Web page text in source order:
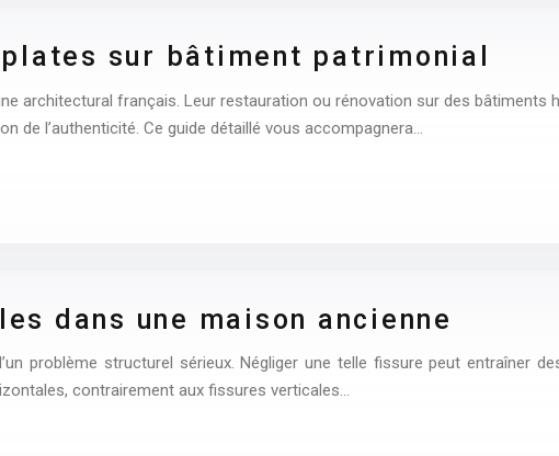
sur bâtiment patrimonial
architectural français. Leur restauration ou rénovation sur des bâtiments
l’authenticité. Ce guide détaillé vous accompagnera…
dans une maison ancienne
problème structurel sérieux. Négliger une telle fissure peut entraîner
contrairement aux fissures verticales…